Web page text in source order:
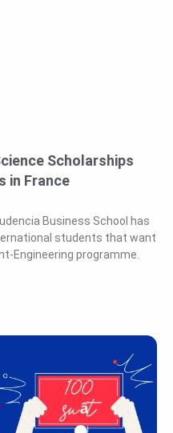
Scholarships
in France
Business School has
students that want
Engineering programme.